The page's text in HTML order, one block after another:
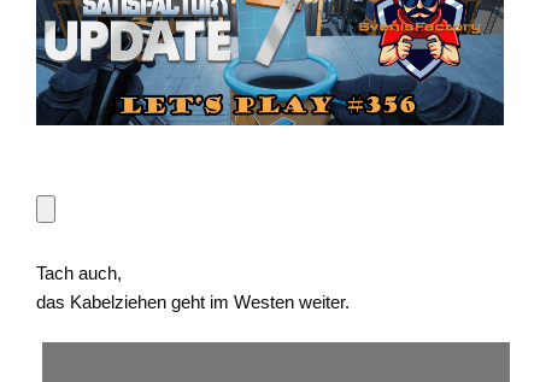
Tach auch,
das Kabelziehen geht im Westen weiter.